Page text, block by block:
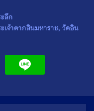
ลึก
เจ้าตากสินมหาราช, วัดอิน